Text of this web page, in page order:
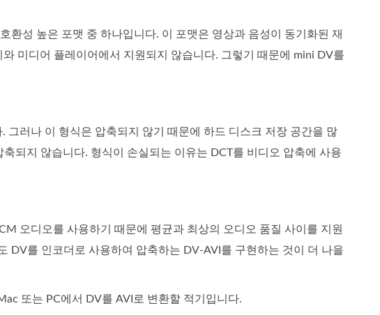
환성 높은 포맷 중 하나입니다. 이 포맷은 영상과 음성이 동기화된 재
미디어 플레이어에서 지원되지 않습니다. 그렇기 때문에 mini DV를
러나 이 형식은 압축되지 않기 때문에 하드 디스크 저장 공간을 많
되지 않습니다. 형식이 손실되는 이유는 DCT를 비디오 압축에 사용
오디오를 사용하기 때문에 평균과 최상의 오디오 품질 사이를 지원
DV를 인코더로 사용하여 압축하는 DV-AVI를 구현하는 것이 더 나을
또는 PC에서 DV를 AVI로 변환할 적기입니다.